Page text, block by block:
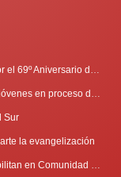
Sur
la evangelización